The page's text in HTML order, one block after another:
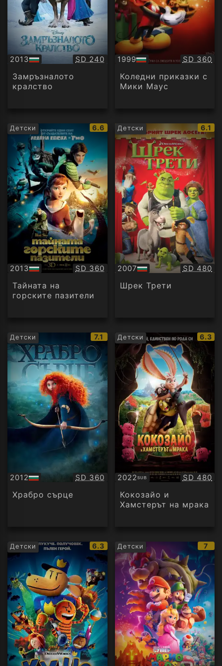
2013
БГ
аудио
Качество:
SD 240
Замръзналото
кралство
1999
БГ
аудио
SD 360
Коледни приказки с
Мики Маус
Детски
IMDb
рейтинг:
6.6
2013
БГ
аудио
Качество:
SD 360
Тайната на
горските пазители
Детски
IMDb
6.1
2007
БГ
аудио
SD 480
Шрек Трети
Детски
IMDb
рейтинг:
7.1
2012
БГ
аудио
Качество:
SD 360
Храбро сърце
Детски
IMDb
6.3
2022SUB
Субтитри SD 480
Кокозайо и
Хамстерът на мрака
Детски
IMDb
рейтинг:
6.3 Детски 7